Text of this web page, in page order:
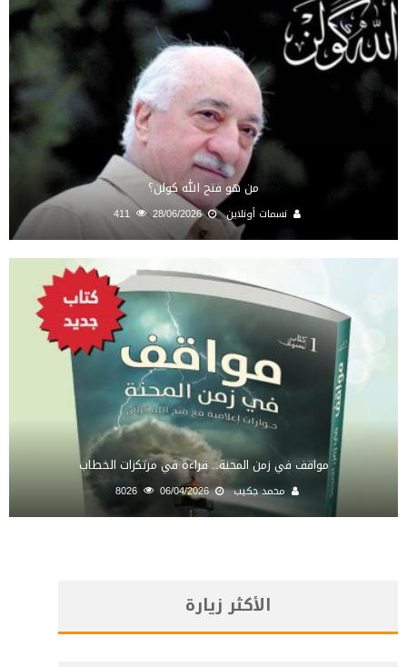
من هو فتح الله كولن؟
نسمات أونلاين 28/06/2026
411
مواقف في زمن المحنة.. قراءة في مرتكزات الخطاب
محمد جكيب 06/04/2026
8026
الأكثر زيارة